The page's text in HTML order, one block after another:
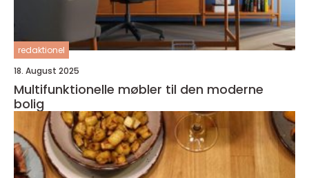
redaktionel
18. August 2025
Multifunktionelle møbler til den moderne
bolig